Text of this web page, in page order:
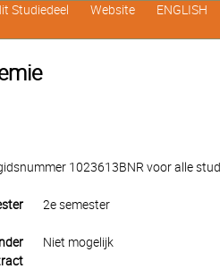
1023613BNR voor alle
2e semester
Niet mogelijk
Studiedeel Website ENGLISH